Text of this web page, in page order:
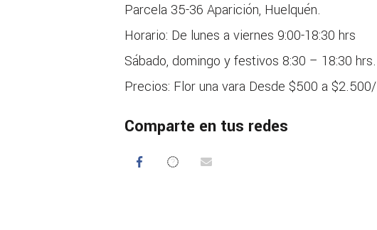
Parcela 35-36 Aparición, Huelquén.
Horario: De lunes a viernes 9:00-18:30 hrs
Sábado, domingo y festivos 8:30 – 18:30 hrs.
Precios: Flor una vara Desde $500 a
Comparte en tus redes